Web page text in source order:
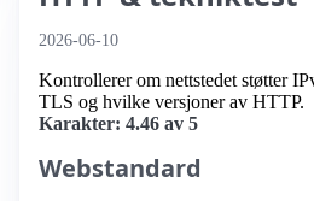
2026-06-10
Kontrollerer om nettstedet støtter
TLS og hvilke versjoner av HTTP.
Karakter: 4.46 av 5
Webstandard